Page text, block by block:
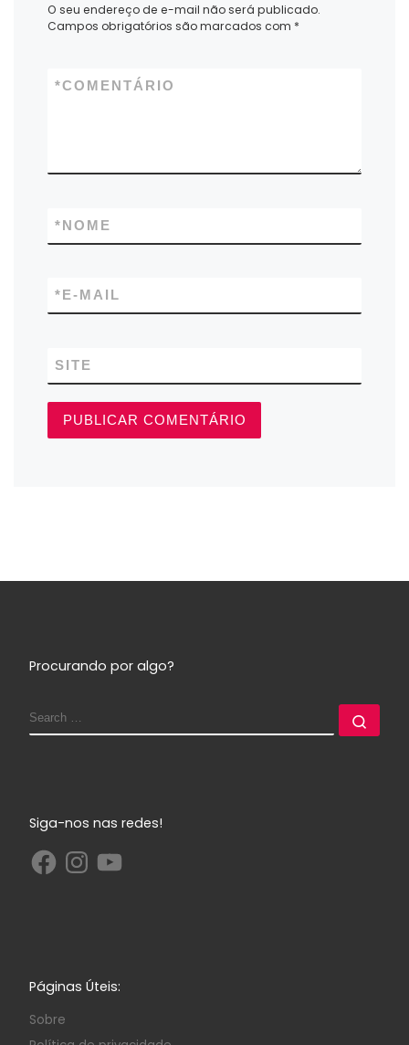
O seu endereço de e-mail não será publicado.
Campos obrigatórios são marcados com *
COMENTÁRIO
*
NOME
*
E-MAIL
*
SITE
Procurando por algo?
Siga-nos nas redes!
Páginas Úteis:
Sobre